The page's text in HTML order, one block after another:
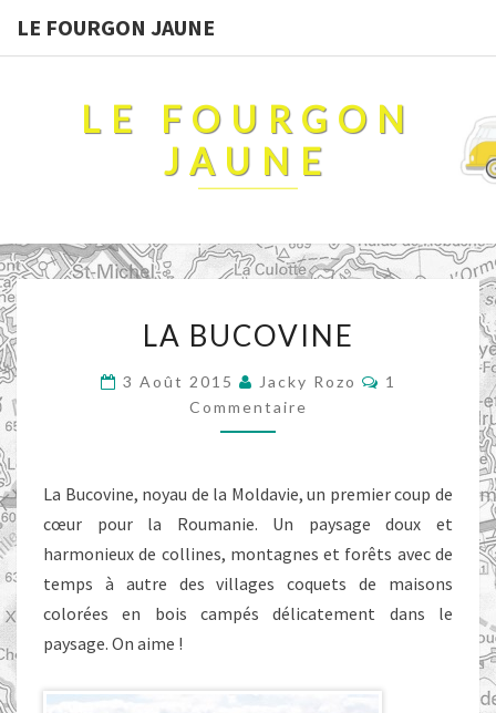
LE FOURGON JAUNE
LE FOURGON
JAUNE
BUCOVINE
LA BUCOVINE
3 Août 2015 Jacky Rozo
1
Commentaire
La Bucovine, noyau de la Moldavie, un premier coup de
cœur pour la Roumanie. Un paysage doux et
harmonieux de collines, montagnes et forêts avec de
temps à autre des villages coquets de maisons
colorées en bois campés délicatement dans le
paysage. On aime !